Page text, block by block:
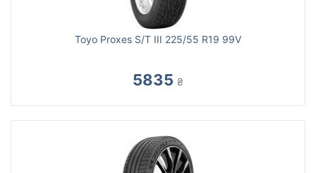
Toyo Proxes S/T III 225/55 R19 99V
5835 ₴